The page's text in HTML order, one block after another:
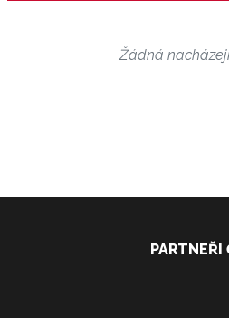
Žádná
PARTNEŘI